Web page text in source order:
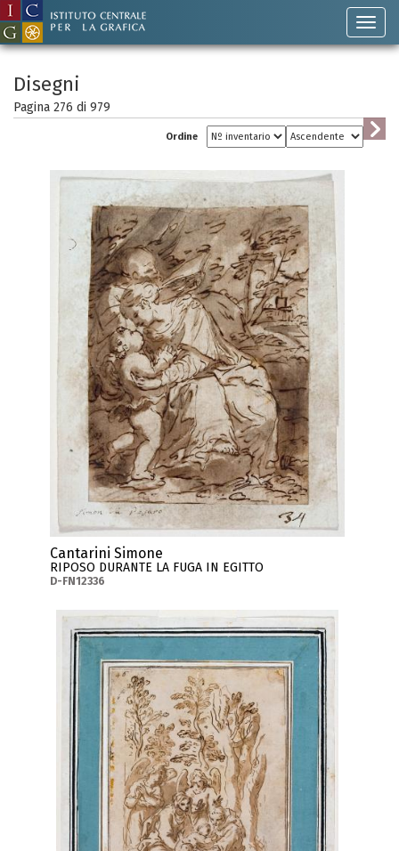
Disegni
Pagina 276 di 979
Ordine
Cantarini Simone
RIPOSO DURANTE LA FUGA IN EGITTO
D-FN12336